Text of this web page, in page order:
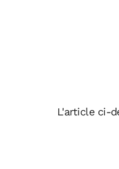
L'article ci-